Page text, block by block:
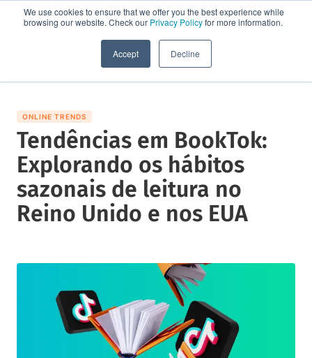
We use cookies to ensure that we offer you the best experience while
browsing our website. Check our Privacy Policyfor more information.
Accept Decline
Solicite uma demo
ONLINE TRENDS
Tendências em BookTok:
Explorando os hábitos
sazonais de leitura no
Reino Unido e nos EUA